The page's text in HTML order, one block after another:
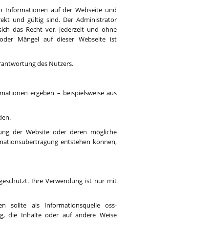
Informationen auf der Webseite und
und gültig sind. Der Administrator
das Recht vor, jederzeit und ohne
Mängel auf dieser Webseite ist
des Nutzers.
ergeben – beispielsweise aus
der Website oder deren mögliche
entstehen können,
Ihre Verwendung ist nur mit
sollte als Informationsquelle oss-
die Inhalte oder auf andere Weise